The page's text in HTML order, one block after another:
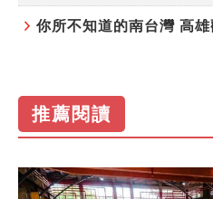
你所不知道的南台灣 高
推薦閱讀